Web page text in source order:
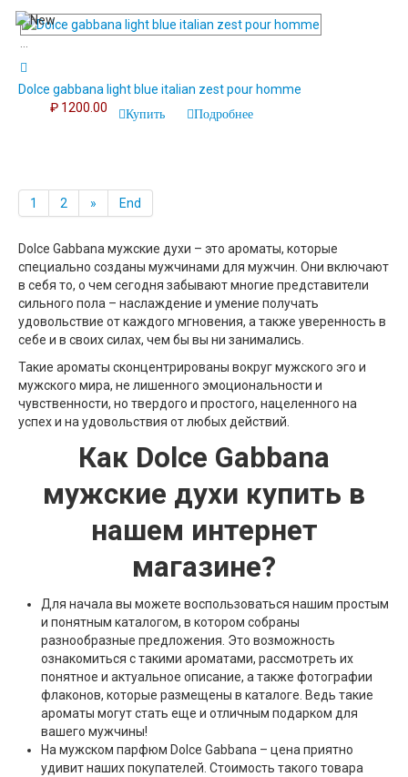
...
Dolce gabbana light blue italian zest pour homme
₽ 1200.00
Купить Подробнее
1 2 » End
Dolce Gabbana мужские духи – это ароматы, которые
специально созданы мужчинами для мужчин. Они включают
в себя то, о чем сегодня забывают многие представители
сильного пола – наслаждение и умение получать
удовольствие от каждого мгновения, а также уверенность в
себе и в своих силах, чем бы вы ни занимались.
Такие ароматы сконцентрированы вокруг мужского эго и
мужского мира, не лишенного эмоциональности и
чувственности, но твердого и простого, нацеленного на
успех и на удовольствия от любых действий.
Как Dolce Gabbana
мужские духи купить в
нашем интернет
магазине?
Для начала вы можете воспользоваться нашим простым
и понятным каталогом, в котором собраны
разнообразные предложения. Это возможность
ознакомиться с такими ароматами, рассмотреть их
понятное и актуальное описание, а также фотографии
флаконов, которые размещены в каталоге. Ведь такие
ароматы могут стать еще и отличным подарком для
вашего мужчины!
На мужском парфюм Dolce Gabbana – цена приятно
удивит наших покупателей. Стоимость такого товара